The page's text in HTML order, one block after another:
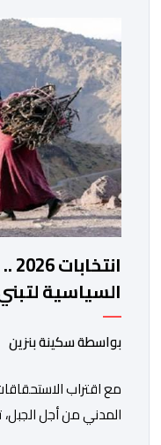
للهيئة إلى جانب
المنصة، التي تم
التحديث والتحول
السياسية
المناطق الجبلية
بواسطة سكينة بنزين
المدني من أجل